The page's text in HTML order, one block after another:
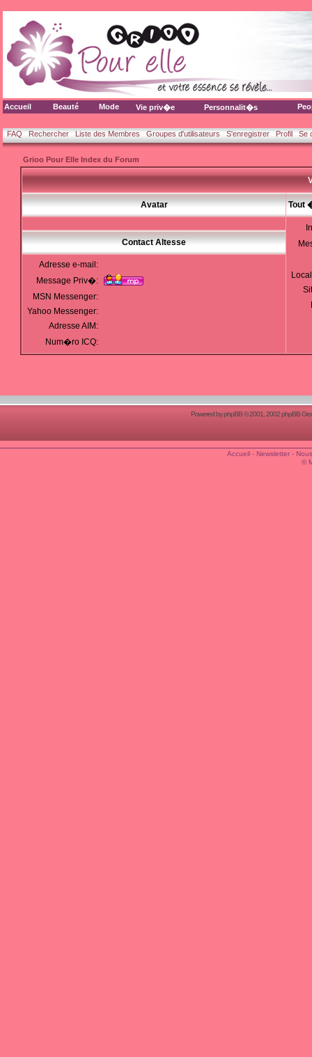
Accueil Beauté Mode Vie priv�e Personnalit�s
FAQ Rechercher Liste des Membres Groupes d'utilisateurs S'enregistrer Profil Se
Grioo Pour Elle Index du Forum
Avatar Tout
Contact Altesse
Adresse e-mail:
Message Priv�:
MSN Messenger:
Yahoo Messenger:
Adresse AIM:
Num�ro ICQ:
Powered byphpBB© 2001, 2002 phpBB
Accueil- Newsletter-
©